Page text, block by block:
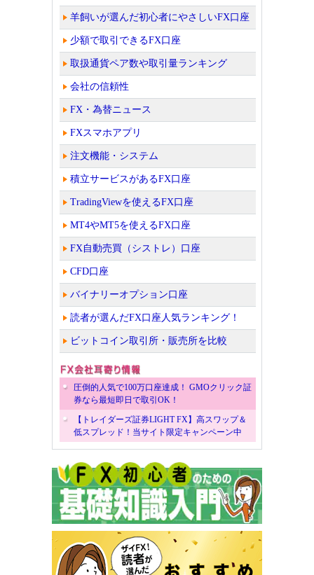
羊飼いが選んだ初心者にやさしいFX口座
少額で取引できるFX口座
取扱通貨ペア数や取引量ランキング
会社の信頼性
FX・為替ニュース
FXスマホアプリ
注文機能・システム
積立サービスがあるFX口座
TradingViewを使えるFX口座
MT4やMT5を使えるFX口座
FX自動売買（シストレ）口座
CFD口座
バイナリーオプション口座
読者が選んだFX口座人気ランキング！
ビットコイン取引所・販売所を比較
圧倒的人気で100万口座達成！ GMOクリック証
券なら最短即日で取引OK！
【トレイダーズ証券LIGHT FX】高スワップ＆
低スプレッド！当サイト限定キャンペーン中